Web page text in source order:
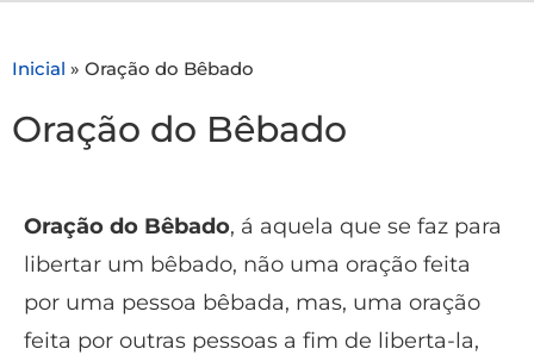
Inicial » Oração do Bêbado
Oração do Bêbado
Oração do Bêbado, á aquela que se faz para
libertar um bêbado, não uma oração feita
por uma pessoa bêbada, mas, uma oração
feita por outras pessoas a fim de liberta-la,